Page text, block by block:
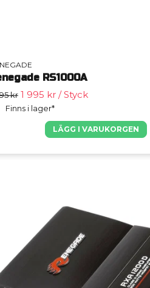
RS1000A
kr 1 995 kr / Styck
Finns i lager*
LÄGG I VARUKORGEN